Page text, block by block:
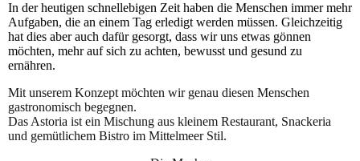
In der heutigen schnellebigen Zeit haben die Menschen immer mehr
Aufgaben, die an einem Tag erledigt werden müssen. Gleichzeitig
hat dies aber auch dafür gesorgt, dass wir uns etwas gönnen
möchten, mehr auf sich zu achten, bewusst und gesund zu
ernähren.
Mit unserem Konzept möchten wir genau diesen Menschen
gastronomisch begegnen.
Das Astoria ist ein Mischung aus kleinem Restaurant, Snackeria
und gemütlichem Bistro im Mittelmeer Stil.